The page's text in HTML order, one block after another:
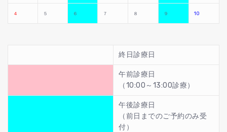
４ ５ ６ ７ ８ ９ 10
終日診療日
午前診療日
（10:00～13:00診療）
午後診療日
（前日までのご予約のみ受
付）